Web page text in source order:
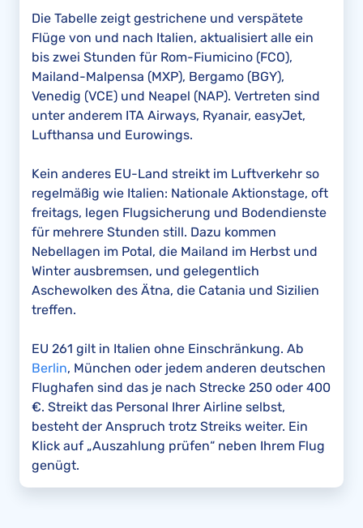
Die Tabelle zeigt gestrichene und verspätete
Flüge von und nach Italien, aktualisiert alle ein
bis zwei Stunden für Rom-Fiumicino (FCO),
Mailand-Malpensa (MXP), Bergamo (BGY),
Venedig (VCE) und Neapel (NAP). Vertreten sind
unter anderem ITA Airways, Ryanair, easyJet,
Lufthansa und Eurowings.
Kein anderes EU-Land streikt im Luftverkehr so
regelmäßig wie Italien: Nationale Aktionstage, oft
freitags, legen Flugsicherung und Bodendienste
für mehrere Stunden still. Dazu kommen
Nebellagen im Potal, die Mailand im Herbst und
Winter ausbremsen, und gelegentlich
Aschewolken des Ätna, die Catania und Sizilien
treffen.
EU 261 gilt in Italien ohne Einschränkung. Ab
Berlin, München oder jedem anderen deutschen
Flughafen sind das je nach Strecke 250 oder 400
€. Streikt das Personal Ihrer Airline selbst,
besteht der Anspruch trotz Streiks weiter. Ein
Klick auf „Auszahlung prüfen“ neben Ihrem Flug
genügt.